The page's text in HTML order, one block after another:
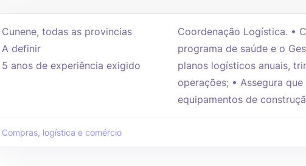
Cunene, todas as provincias
A definir
5 anos de experiência exigido
Coordenação Logística. •
programa de saúde e o
planos logísticos anuais,
operações; • Assegura
equipamentos de
Compras, logística e comércio